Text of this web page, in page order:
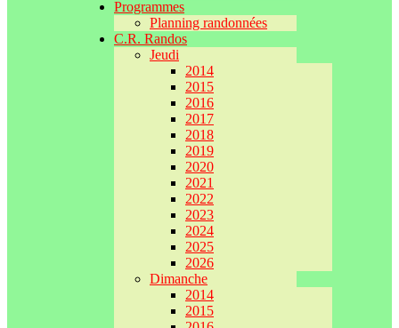
Programmes
Planning randonnées
C.R. Randos
Jeudi
2014
2015
2016
2017
2018
2019
2020
2021
2022
2023
2024
2025
2026
Dimanche
2014
2015